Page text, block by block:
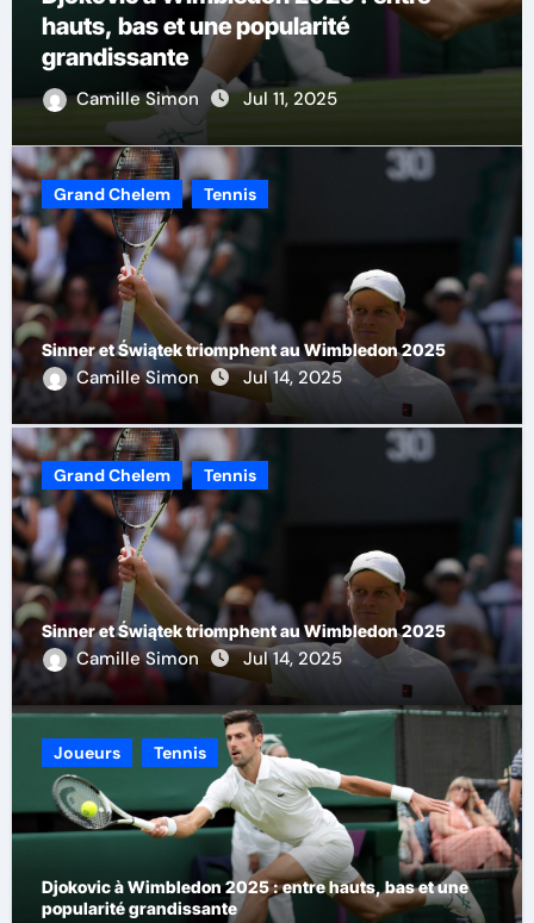
La progression d’Alcaraz sur gazon :
prudence et admiration
Camille Simon Jul 9, 2025
Grand Chelem Tennis
Sinner et Świątek triomphent au Wimbledon 2025
Camille Simon Jul 14, 2025
Grand Chelem Tennis
Sinner et Świątek triomphent au Wimbledon 2025
Camille Simon Jul 14, 2025
Joueurs Tennis
Djokovic à Wimbledon 2025 : entre hauts, bas et une
popularité grandissante